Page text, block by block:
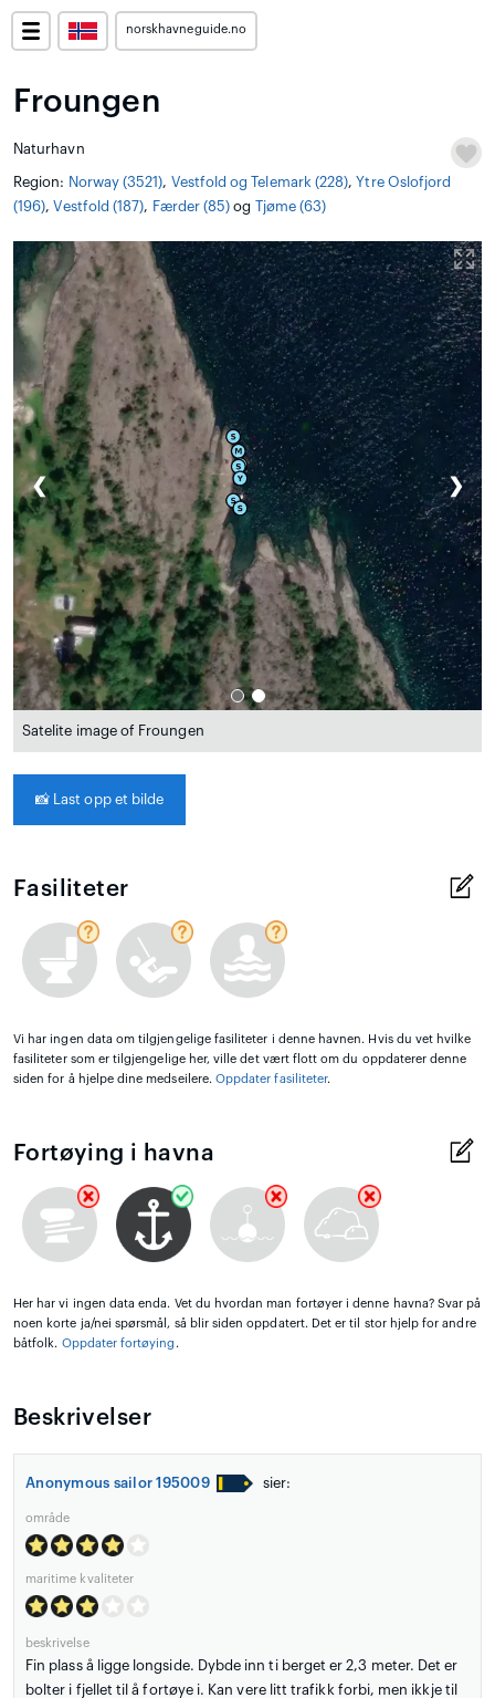
norskhavneguide.no
Froungen
Naturhavn
Region: Norway (3521), Vestfold og Telemark (228),Ytre Oslofjord
(196),Vestfold (187), Færder (85) og Tjøme (63)
❮ ❯
Satelite image of Froungen
📸 Last opp et bilde
Fasiliteter
Vi har ingen data om tilgjengelige fasiliteter i denne havnen. Hvis du vet hvilke
fasiliteter som er tilgjengelige her, ville det vært flott om du oppdaterer denne
siden for å hjelpe dine medseilere. Oppdater fasiliteter.
Fortøying i havna
Her har vi ingen data enda. Vet du hvordan man fortøyer i denne havna? Svar på
noen korte ja/nei spørsmål, så blir siden oppdatert. Det er til stor hjelp for andre
båtfolk. Oppdater fortøying .
Beskrivelser
Anonymous sailor 195009 sier:
område
maritime kvaliteter
beskrivelse
Fin plass å ligge longside. Dybde inn ti berget er 2,3 meter. Det er
bolter i fjellet til å fortøye i. Kan vere litt trafikk forbi, men ikkje til